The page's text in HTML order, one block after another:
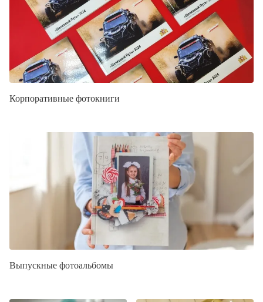
Корпоративные фотокниги
Выпускные фотоальбомы